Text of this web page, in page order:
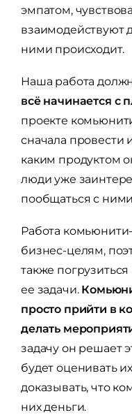
эмпатом,
взаимодействуют
ними происходит.
Наша работа
всё начинается с
проекте
сначала провести
каким продуктом
люди уже
пообщаться с
Работа
бизнес-целям,
также
ее задачи.
просто прийти в
делать
задачу он решает
будет оценивать
доказывать, что
них деньги.